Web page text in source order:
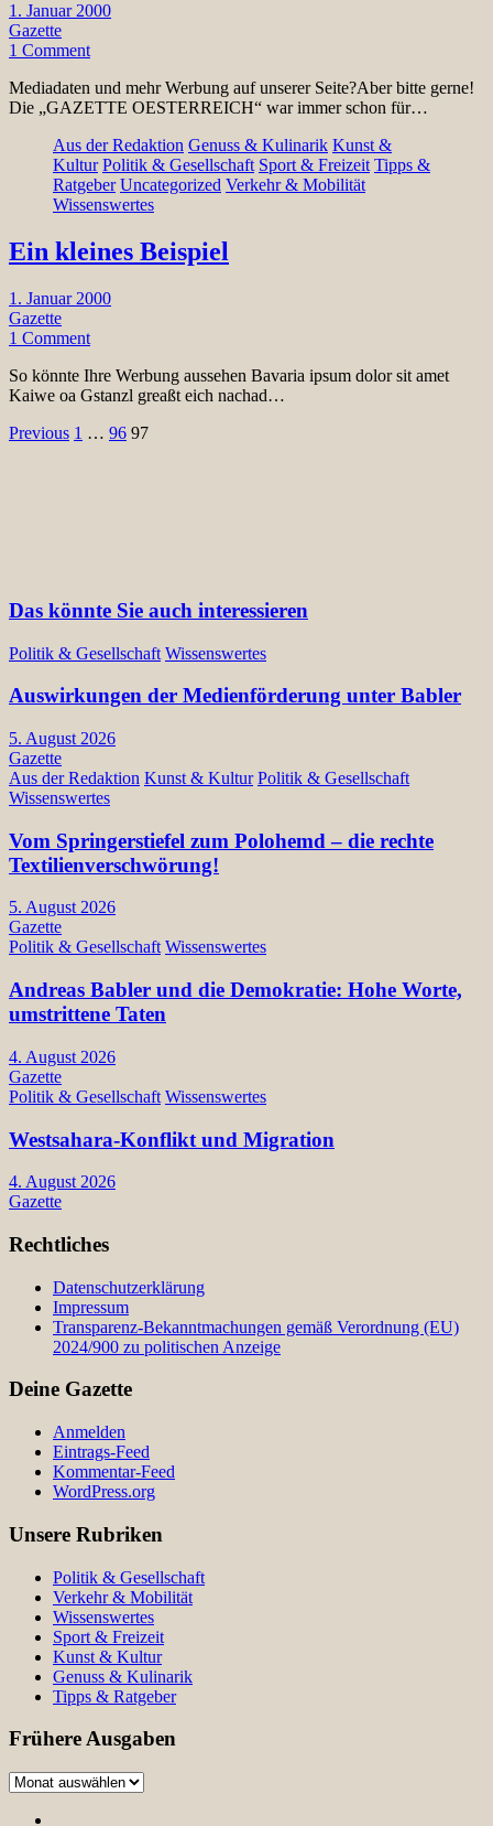
1. Januar 2000
Gazette
1 Comment
Mediadaten und mehr Werbung auf unserer Seite?Aber bitte gerne!
Die „GAZETTE OESTERREICH“ war immer schon für…
Aus der Redaktion Genuss & Kulinarik Kunst &
Kultur Politik & Gesellschaft Sport & Freizeit Tipps &
Ratgeber Uncategorized Verkehr & Mobilität
Wissenswertes
Ein kleines Beispiel
1. Januar 2000
Gazette
1 Comment
So könnte Ihre Werbung aussehen Bavaria ipsum dolor sit amet
Kaiwe oa Gstanzl greaßt eich nachad…
Seitennummerierung
Previous 1 … 96 97
Das könnte Sie auch interessieren
Politik & Gesellschaft Wissenswertes
Auswirkungen der Medienförderung unter Babler
5. August 2026
Gazette
Aus der Redaktion Kunst & Kultur Politik & Gesellschaft
Wissenswertes
Vom Springerstiefel zum Polohemd – die rechte
Textilienverschwörung!
5. August 2026
Gazette
Politik & Gesellschaft Wissenswertes
Andreas Babler und die Demokratie: Hohe Worte,
umstrittene Taten
4. August 2026
Gazette
Politik & Gesellschaft Wissenswertes
Westsahara-Konflikt und Migration
4. August 2026
Gazette
Rechtliches
Datenschutzerklärung
Impressum
Transparenz-Bekanntmachungen gemäß Verordnung (EU)
2024/900 zu politischen Anzeige
Deine Gazette
Anmelden
Eintrags-Feed
Kommentar-Feed
WordPress.org
Unsere Rubriken
Politik & Gesellschaft
Verkehr & Mobilität
Wissenswertes
Sport & Freizeit
Kunst & Kultur
Genuss & Kulinarik
Tipps & Ratgeber
Frühere Ausgaben
Frühere